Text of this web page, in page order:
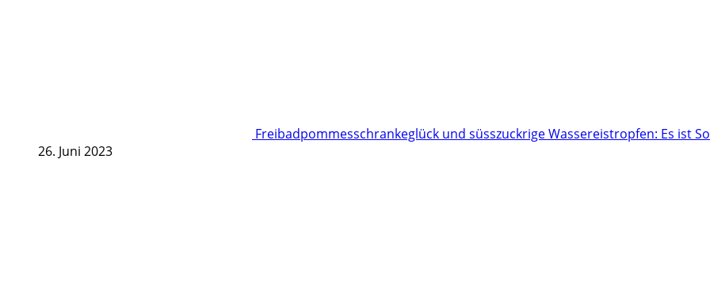
Freibadpommesschrankeglück und süsszuckrige Wassereistropfen: Es ist
26. Juni 2023